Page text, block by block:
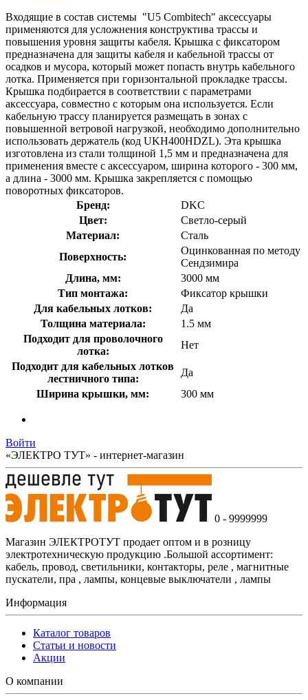
Входящие в состав системы "U5 Combitech" аксессуары
применяются для усложнения конструктива трассы и
повышения уровня защиты кабеля. Крышка с фиксатором
предназначена для защиты кабеля и кабельной трассы от
осадков и мусора, который может попасть внутрь кабельного
лотка. Применяется при горизонтальной прокладке трассы.
Крышка подбирается в соответствии с параметрами
аксессуара, совместно с которым она используется. Если
кабельную трассу планируется размещать в зонах с
повышенной ветровой нагрузкой, необходимо дополнительно
использовать держатель (код UKH400HDZL). Эта крышка
изготовлена из стали толщиной 1,5 мм и предназначена для
применения вместе с аксессуаром, ширина которого - 300 мм,
а длина - 3000 мм. Крышка закрепляется с помощью
поворотных фиксаторов.
Бренд:
DKC
Цвет:
Светло-серый
Материал:
Сталь
Поверхность:
Оцинкованная по методу
Сендзимира
Длина, мм:
3000 мм
Тип монтажа:
Фиксатор крышки
Для кабельных лотков:
Да
Толщина материала:
1.5 мм
Подходит для проволочного
лотка:
Нет
Подходит для кабельных лотков
лестничного типа:
Да
Ширина крышки, мм:
300 мм
Войти
«ЭЛЕКТРО ТУТ» - интернет-магазин
0 - 9999999
Магазин ЭЛЕКТРОТУТ продает оптом и в розницу
электротехническую продукцию .Большой ассортимент:
кабель, провод, светильники, контакторы, реле , магнитные
пускатели, пра , лампы, концевые выключатели , лампы
Информация
Каталог товаров
Статьи и новости
Акции
О компании